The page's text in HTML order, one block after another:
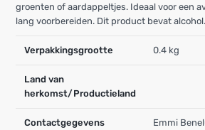
groenten of aardappeltjes. Ideaal voor een
lang voorbereiden. Dit product bevat alcohol.
Verpakkingsgrootte 0.4 kg
Land van
herkomst/Productieland
Contactgegevens
Emmi